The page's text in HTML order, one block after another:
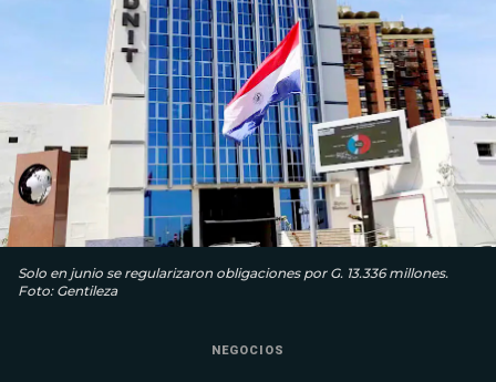
Solo en junio se regularizaron obligaciones por G. 13.336 millones.
Foto: Gentileza
NEGOCIOS